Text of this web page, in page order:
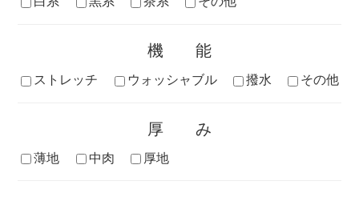
機能
ストレッチ ウォッシャブル 撥水 その他
厚み
薄地 中肉 厚地